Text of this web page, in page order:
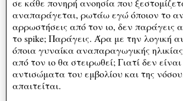
σε κάθε πονηρή ανοησία που
αναπαράγεται, ρωτάω εγώ όποιον το
αρρωστήσεις από τον ιο, δεν παράγεις
το spike; Παράγεις. Άρα με την λογική
όποια γυναίκα αναπαραγωγικής
από τον ιο θα στειρωθεί; Γιατί δεν
αντισώματα του εμβολίου και της
απαιτείται.